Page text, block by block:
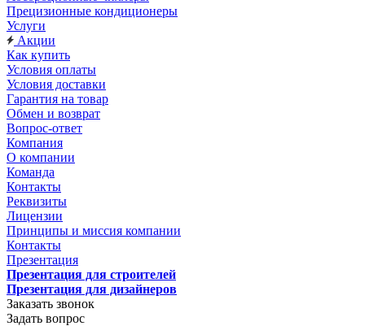
Прецизионные кондиционеры
Услуги
Акции
Как купить
Условия оплаты
Условия доставки
Гарантия на товар
Обмен и возврат
Вопрос-ответ
Компания
О компании
Команда
Контакты
Реквизиты
Лицензии
Принципы и миссия компании
Контакты
Презентация
Презентация для строителей
Презентация для дизайнеров
Заказать звонок
Задать вопрос